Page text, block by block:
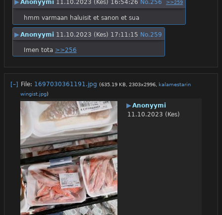
▶Anonyymi 11.10.2023 (Kes) 16:54:26 No.256 >>259
hmm varmaan haluisit et sanon et sua
▶Anonyymi 11.10.2023 (Kes) 17:11:15 No.259
Imen tota >>256
[–] File: 1697030361191.jpg (635.19 KB, 2303x2996,
kalamestarin
wingist.jpg)
▶Anonyymi
11.10.2023 (Kes)